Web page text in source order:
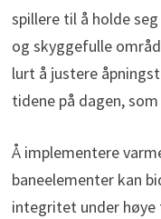
spillere til å holde
og skyggefulle
lurt å justere
tidene på dagen,
Å implementere
baneelementer kan
integritet under høye